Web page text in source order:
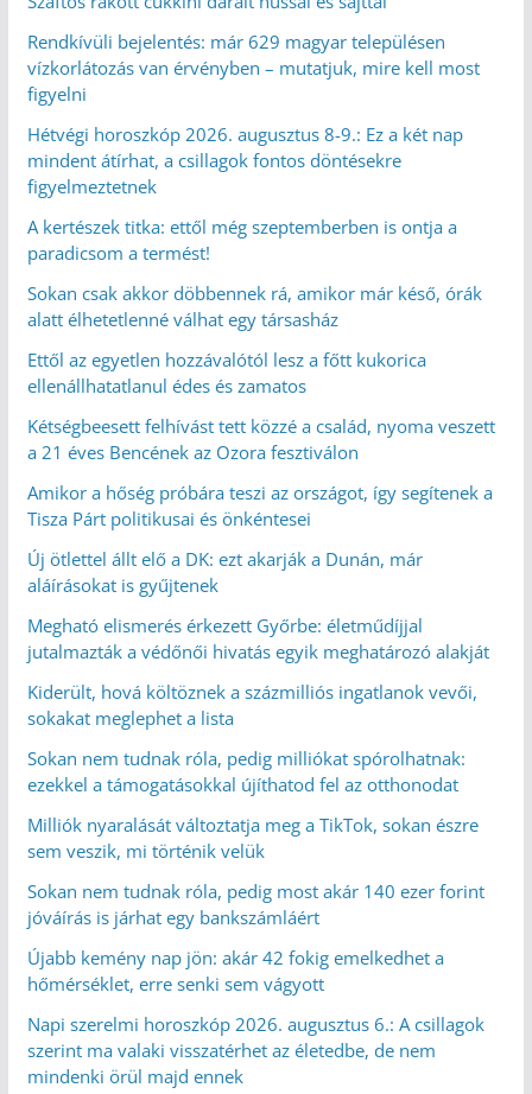
Rendkívüli bejelentés: már 629 magyar településen
vízkorlátozás van érvényben – mutatjuk, mire kell most
figyelni
Hétvégi horoszkóp 2026. augusztus 8-9.: Ez a két nap
mindent átírhat, a csillagok fontos döntésekre
figyelmeztetnek
A kertészek titka: ettől még szeptemberben is ontja a
paradicsom a termést!
Sokan csak akkor döbbennek rá, amikor már késő, órák
alatt élhetetlenné válhat egy társasház
Ettől az egyetlen hozzávalótól lesz a főtt kukorica
ellenállhatatlanul édes és zamatos
Kétségbeesett felhívást tett közzé a család, nyoma veszett
a 21 éves Bencének az Ozora fesztiválon
Amikor a hőség próbára teszi az országot, így segítenek a
Tisza Párt politikusai és önkéntesei
Új ötlettel állt elő a DK: ezt akarják a Dunán, már
aláírásokat is gyűjtenek
Megható elismerés érkezett Győrbe: életműdíjjal
jutalmazták a védőnői hivatás egyik meghatározó alakját
Kiderült, hová költöznek a százmilliós ingatlanok vevői,
sokakat meglephet a lista
Sokan nem tudnak róla, pedig milliókat spórolhatnak:
ezekkel a támogatásokkal újíthatod fel az otthonodat
Milliók nyaralását változtatja meg a TikTok, sokan észre
sem veszik, mi történik velük
Sokan nem tudnak róla, pedig most akár 140 ezer forint
jóváírás is járhat egy bankszámláért
Újabb kemény nap jön: akár 42 fokig emelkedhet a
hőmérséklet, erre senki sem vágyott
Napi szerelmi horoszkóp 2026. augusztus 6.: A csillagok
szerint ma valaki visszatérhet az életedbe, de nem
mindenki örül majd ennek